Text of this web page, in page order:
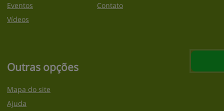
Eventos
Vídeos
Contato
Outras opções
Mapa do site
Ajuda